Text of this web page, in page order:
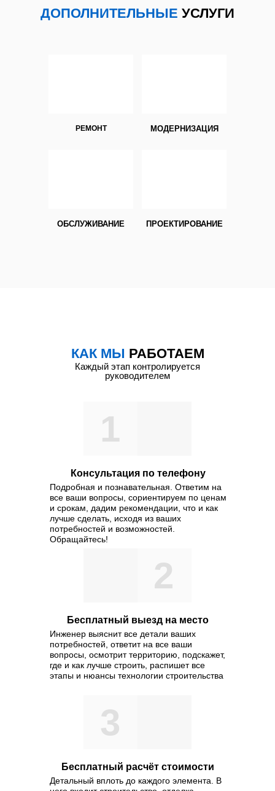
участия. С другой стороны
участие в формировании
ДОПОЛНИТЕЛЬНЫЕ УСЛУГИ
РЕМОНТ МОДЕРНИЗАЦИЯ
ОБСЛУЖИВАНИЕ ПРОЕКТИРОВАНИЕ
КАК МЫ РАБОТАЕМ
Каждый этап контролируется
руководителем
Консультация по телефону
Подробная и познавательная. Ответим на
все ваши вопросы, сориентируем по ценам
и срокам, дадим рекомендации, что и как
лучше сделать, исходя из ваших
потребностей и возможностей.
Обращайтесь!
Бесплатный выезд на место
Бесплатный расчёт стоимости
Детальный вплоть до каждого элемента. В
Инженер выяснит все детали ваших
потребностей, ответит на все ваши
вопросы, осмотрит территорию, подскажет,
где и как лучше строить, распишет все
этапы и нюансы технологии строительства
1
2
3